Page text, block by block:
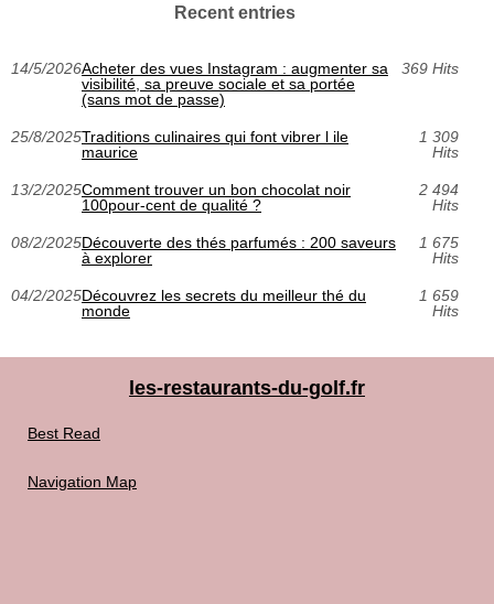
Recent entries
14/5/2026Acheter des vues Instagram : augmenter sa
visibilité, sa preuve sociale et sa portée
(sans mot de passe)
369 Hits
25/8/2025Traditions culinaires qui font vibrer l ile
maurice
1 309
Hits
13/2/2025Comment trouver un bon chocolat noir
100pour-cent de qualité ?
2 494
Hits
08/2/2025Découverte des thés parfumés : 200 saveurs
à explorer
1 675
Hits
04/2/2025Découvrez les secrets du meilleur thé du
monde
1 659
Hits
les-restaurants-du-golf.fr
Best Read
Navigation Map